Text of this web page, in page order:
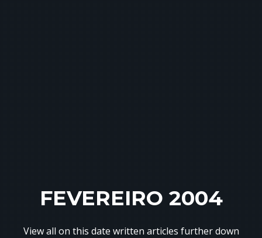
FEVEREIRO 2004
View all on this date written articles further down